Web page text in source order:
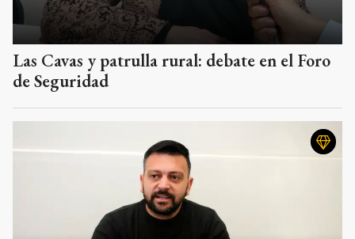
Las Cavas y patrulla rural: debate en el Foro
de Seguridad